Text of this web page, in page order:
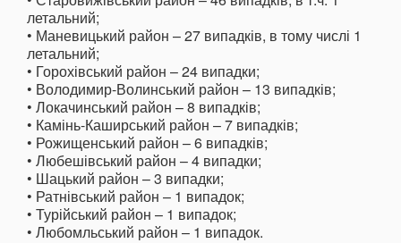
летальний;
• Маневицький район – 27 випадків, в тому числі 1
летальний;
• Горохівський район – 24 випадки;
• Володимир-Волинський район – 13 випадків;
• Локачинський район – 8 випадків;
• Камінь-Каширський район – 7 випадків;
• Рожищенський район – 6 випадків;
• Любешівський район – 4 випадки;
• Шацький район – 3 випадки;
• Ратнівський район – 1 випадок;
• Турійський район – 1 випадок;
• Любомльський район – 1 випадок.